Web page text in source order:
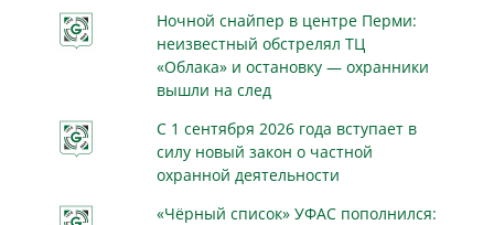
Ночной снайпер в центре Перми:
неизвестный обстрелял ТЦ
«Облака» и остановку — охранники
вышли на след
С 1 сентября 2026 года вступает в
силу новый закон о частной
охранной деятельности
«Чёрный список» УФАС пополнился: